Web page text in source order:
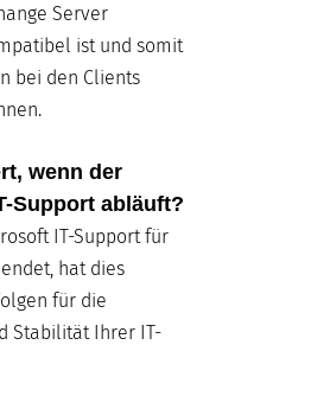
Server
ist und somit
bei den Clients
wenn der
Support abläuft?
IT-Support für
hat dies
für die
Stabilität Ihrer IT-